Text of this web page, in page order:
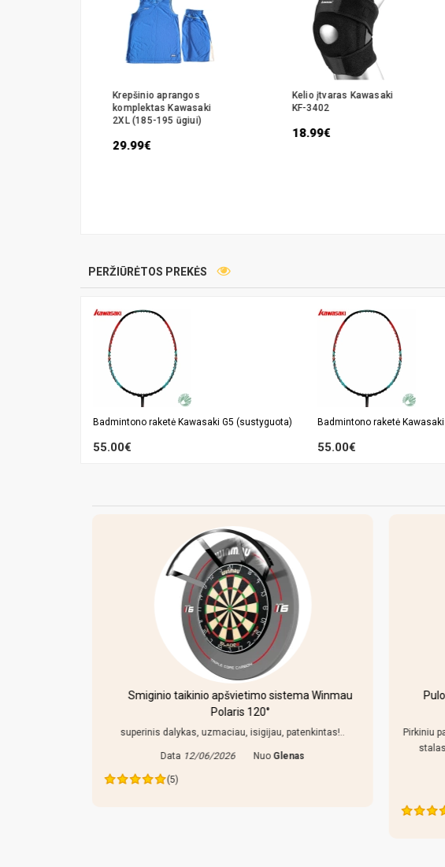
Krepšinio aprangos
komplektas Kawasaki
2XL (185-195 ūgiui)
29.99€
Kelio įtvaras Kawasaki
KF-3402
18.99€
PERŽIŪRĖTOS PREKĖS
Badmintono raketė Kawasaki G5 (sustyguota)
55.00€
Badmintono raketė
55.00€
Smiginio taikinio apšvietimo sistema Winmau
Polaris 120°
superinis dalykas, uzmaciau, isigijau, patenkintas!..
Data 12/06/2026 Nuo Glenas
(5)
Pirkiniu